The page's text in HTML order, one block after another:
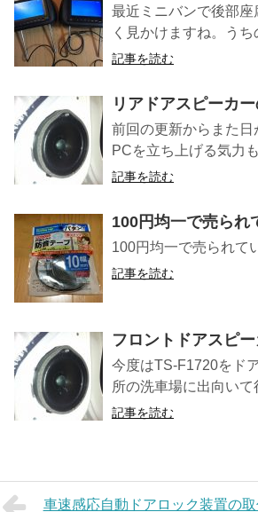
最近ミニバンで後部
く見かけますね。う
記事を読む
リアドアスピーカー
前回の更新からまた
PCを立ち上げる気力
記事を読む
100円均一で売られ
100円均一で売られて
記事を読む
フロントドアスピ
今度はTS-F1720をド
所の洗車場に出向い
記事を読む
車速感応自動ドアロック装置の取